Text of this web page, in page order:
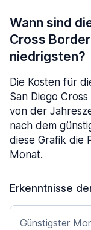
Wann sind
Cross
niedrigsten?
Die Kosten für
San Diego
von der
nach dem
diese Grafik die
Monat.
Erkenntnisse
Günstigster